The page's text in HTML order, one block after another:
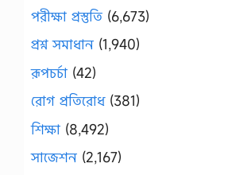
পরীক্ষা প্রস্তুতি (6,673)
প্রশ্ন সমাধান (1,940)
রূপচর্চা (42)
রোগ প্রতিরোধ(381)
শিক্ষা (8,492)
সাজেশন (2,167)